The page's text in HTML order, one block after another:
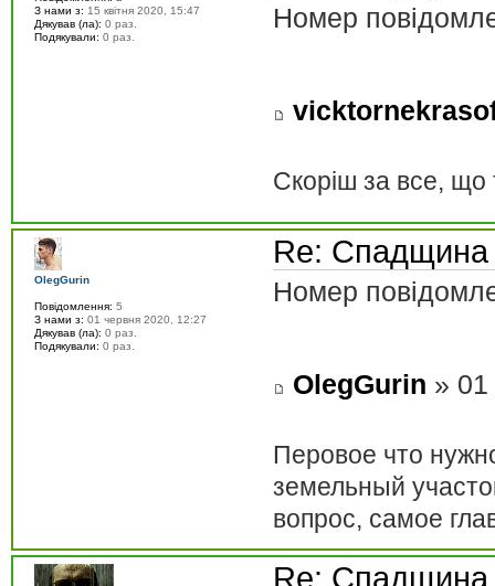
Номер
Скоріш за все, що
З нами з: 15 квітня 2020, 15:47
Дякував (ла): 0 раз.
Подякували: 0 раз.
Re: Спадщина
Номер
OlegGurin »
Перовое что
земельный
вопрос, самое
OlegGurin
Повідомлення: 5
З нами з: 01 червня 2020, 12:27
Дякував (ла): 0 раз.
Подякували: 0 раз.
Re: Спадщина